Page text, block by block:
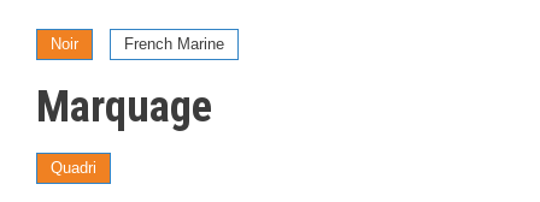
Noir French Marine
Marquage
Quadri